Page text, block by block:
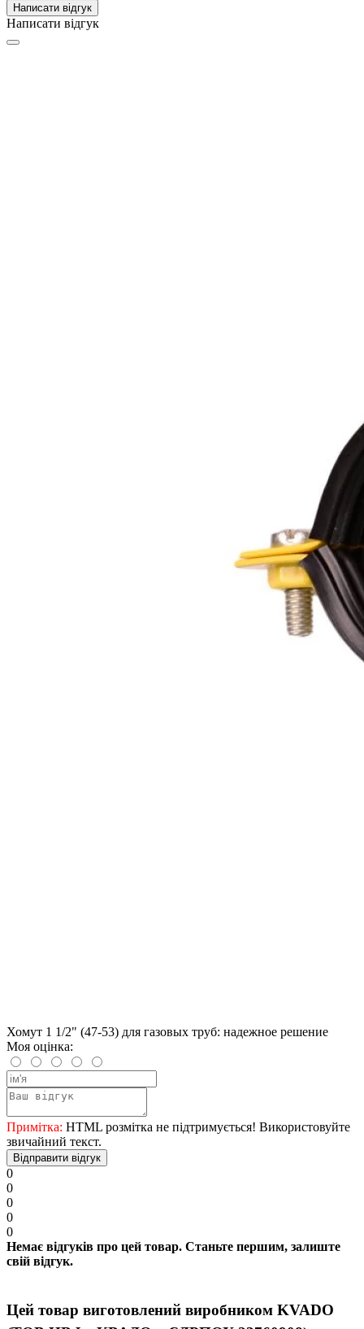
Написати відгук
Написати відгук
Хомут 1 1/2" (47-53) для газовых труб: надежное решение
Моя оцінка:
Примітка: HTML розмітка не підтримується! Використовуйте
звичайний текст.
Відправити відгук
0
0
0
0
0
Немає відгуків про цей товар. Станьте першим, залиште
свій відгук.
Цей товар виготовлений виробником KVADO